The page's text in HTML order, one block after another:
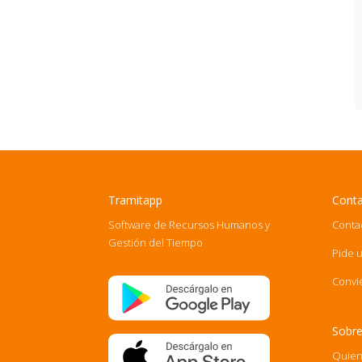
Tramitapp
Software de Recursos Humanos y
Gestión del Tiempo
Pide